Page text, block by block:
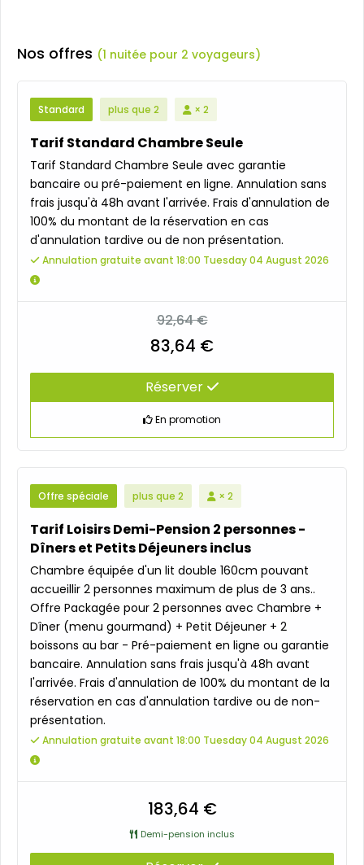
Nos offres (1 nuitée pour 2 voyageurs)
Standard plus que 2 × 2
Tarif Standard Chambre Seule
Tarif Standard Chambre Seule avec garantie
bancaire ou pré-paiement en ligne. Annulation sans
frais jusqu'à 48h avant l'arrivée. Frais d'annulation de
100% du montant de la réservation en cas
d'annulation tardive ou de non présentation.
Annulation gratuite avant 18:00 Tuesday 04 August 2026
92,64 €
83,64 €
Réserver
En promotion
Offre spéciale plus que 2 × 2
Tarif Loisirs Demi-Pension 2 personnes -
Dîners et Petits Déjeuners inclus
Chambre équipée d'un lit double 160cm pouvant
accueillir 2 personnes maximum de plus de 3 ans..
Offre Packagée pour 2 personnes avec Chambre +
Dîner (menu gourmand) + Petit Déjeuner + 2
boissons au bar - Pré-paiement en ligne ou garantie
bancaire. Annulation sans frais jusqu'à 48h avant
l'arrivée. Frais d'annulation de 100% du montant de la
réservation en cas d'annulation tardive ou de non-
présentation.
Annulation gratuite avant 18:00 Tuesday 04 August 2026
183,64 €
Demi-pension inclus